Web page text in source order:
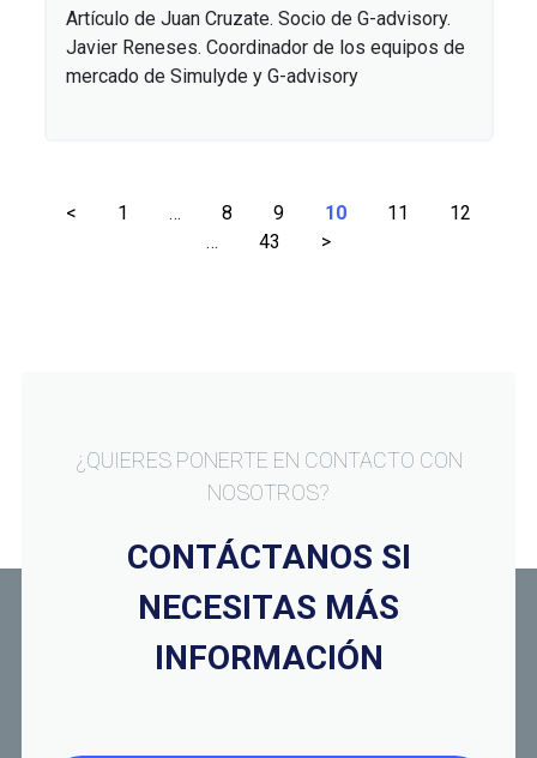
Artículo de Juan Cruzate. Socio de G-advisory.
Javier Reneses. Coordinador de los equipos de
mercado de Simulyde y G-advisory
Paginación
< 1 … 8 9 10 11
12
…
43 >
¿QUIERES PONERTE EN CONTACTO CON
NOSOTROS?
CONTÁCTANOS SI
NECESITAS MÁS
INFORMACIÓN